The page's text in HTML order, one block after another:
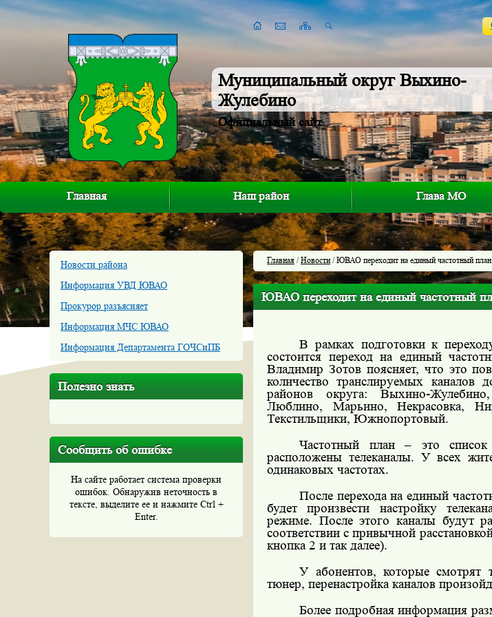
Муниципальный округ Выхино-
Жулебино
Официальный сайт
Главная Наш район Глава МО
Новости района
Информация УВД ЮВАО
Прокурор разъясняет
Информация МЧС ЮВАО
Информация Департамента ГОЧСиПБ
Полезно знать
Сообщить об ошибке
На сайте работает система проверки
ошибок. Обнаружив неточность в
тексте, выделите ее и нажмите Ctrl +
Enter.
Главная /Новости/ ЮВАО переходит на единый частотный план
ЮВАО переходит на единый частотный
В рамках подготовки к
состоится переход на единый
Владимир Зотов поясняет, что это
количество транслируемых каналов
районов округа: Выхино-
Люблино, Марьино, Некрасовка,
Текстильщики, Южнопортовый.
Частотный план – это список
расположены телеканалы. У всех
одинаковых частотах.
После перехода на единый
будет произвести настройку
режиме. После этого каналы будут
соответствии с привычной
кнопка 2 и так далее).
У абонентов, которые
тюнер, перенастройка каналов
Более подробная информация